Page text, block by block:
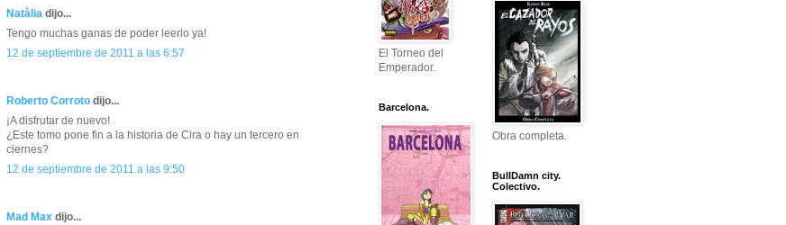
Natàlia dijo...
Tengo muchas ganas de poder leerlo ya!
12 de septiembre de 2011 a las 6:57
Roberto Corroto dijo...
¡A disfrutar de nuevo!
¿Este tomo pone fin a la historia de Cira o hay un tercero en
ciernes?
12 de septiembre de 2011 a las 9:50
Mad Max dijo...
El Torneo del
Emperador.
Barcelona.
Obra completa.
BullDamn city.
Colectivo.